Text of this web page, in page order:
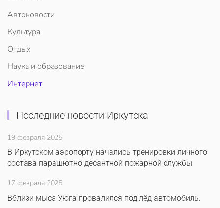
Автоновости
Культура
Отдых
Наука и образование
Интернет
Последние новости Иркутска
19 февраля 2025
В Иркутском аэропорту начались тренировки личного
состава парашютно-десантной пожарной службы
17 февраля 2025
Вблизи мыса Уюга провалился под лёд автомобиль.